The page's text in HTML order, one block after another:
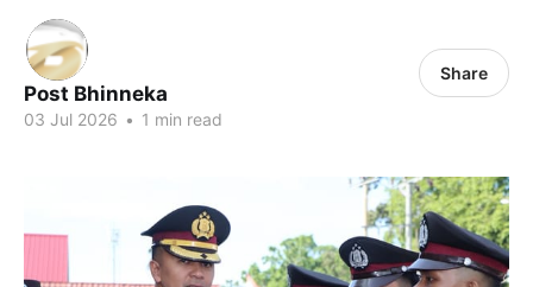
Post Bhinneka
03 Jul 2026 • 1 min read
Share